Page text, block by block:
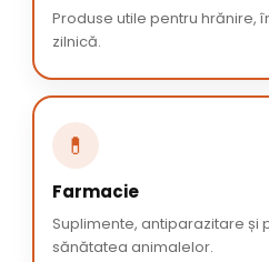
Produse utile pentru hrănire,
zilnică.
💊
Farmacie
Suplimente, antiparazitare și
sănătatea animalelor.